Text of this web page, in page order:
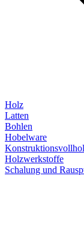
Holz
Latten
Bohlen
Hobelware
Holzwerkstoffe
Schalung und